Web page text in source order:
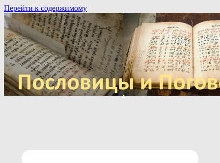
Перейти к содержимому